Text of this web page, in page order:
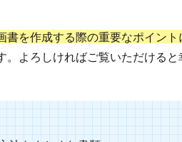
を作成する際の重要なポイント
。よろしければご覧いただけると